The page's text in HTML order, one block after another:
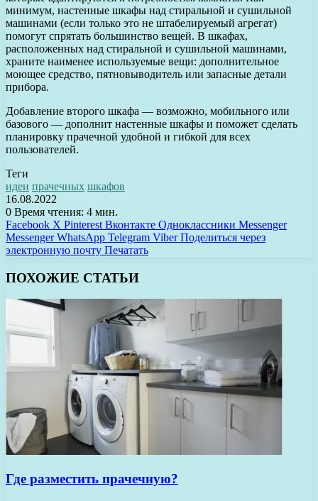
минимум, настенные шкафы над стиральной и сушильной
машинами (если только это не штабелируемый агрегат)
помогут спрятать большинство вещей. В шкафах,
расположенных над стиральной и сушильной машинами,
храните наименее используемые вещи: дополнительное
моющее средство, пятновыводитель или запасные детали
прибора.
Добавление второго шкафа — возможно, мобильного или
базового — дополнит настенные шкафы и поможет сделать
планировку прачечной удобной и гибкой для всех
пользователей.
Теги
идеи прачечных шкафов
16.08.2022
0 Время чтения: 4 мин.
Facebook X Pinterest Вконтакте Одноклассники Messenger
Messenger WhatsApp Telegram Viber Поделиться через
электронную почту Печатать
ПОХОЖИЕ СТАТЬИ
Где разместить прачечную?